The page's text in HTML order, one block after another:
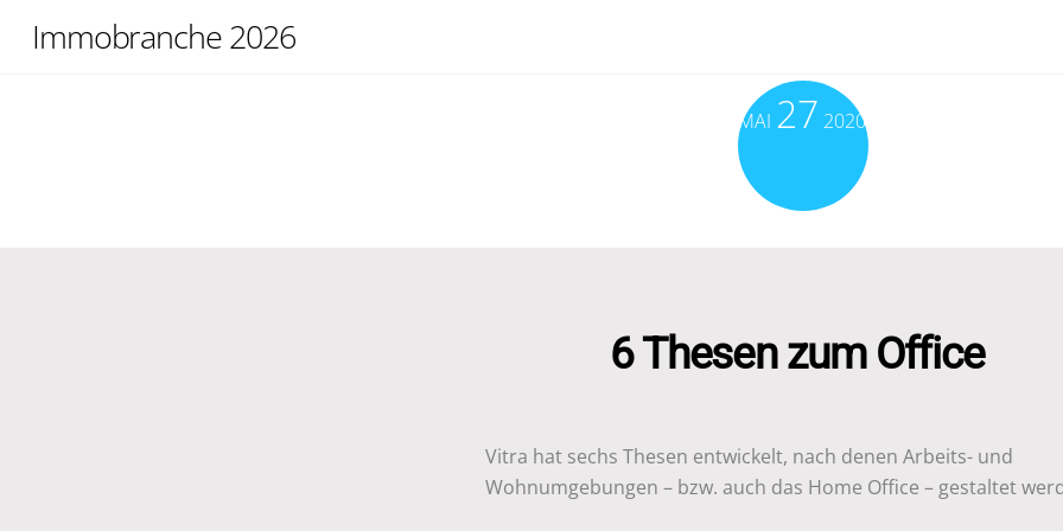
Immobranche 2026
MAI 27 2020
6 Thesen zum Office
Vitra hat sechs Thesen entwickelt, nach denen Arbeits- und
Wohnumgebungen – bzw. auch das Home Office – gestaltet